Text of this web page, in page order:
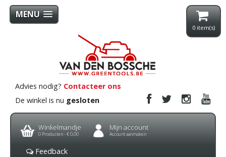
MENU
0 item(s)
Advies nodig? Contacteer ons
De winkel is nu gesloten
Winkelmandje
0 Producten -€ 0,00
Mijn account
Account aanmaken
Feedback